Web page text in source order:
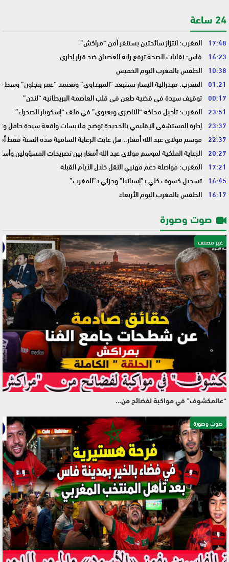
24 ساعة
17:48 المغرب: انتزاز سائحتين يستنفر أمن “مراكش”
16:23 فاس: نقابات الصحة ترفع راية العصيان ضد قرار إداري
10:38 الطقس بالمغرب اليوم الخميس
01:21 المغرب: فيدرالية اليسار تستبعد “المهداوي” وتعتمد “عمر بنجلون”
00:17 توقيف سيدة في قضية طعن في قلب العاصمة البريطانية “لندن”
23:51 المغرب: تأجيل محاكة “الناصري وبعيوي” في ملف “إسكوبار الصحراء”
23:37 إدارة المستشفى الإقليمي بالجديدة توضح ملابسات واقعة سيدة حامل
22:37 موسم مولاي عبد الله أمغار.. هل غابت الرعاية السامية هذه السنة فقط
20:27 الرعاية الملكية لموسم مولاي عبد الله أمغار بين تصريحات المسؤولين
17:21 المغرب: مواصلة دعم مهنيي النقل خلال الأيام القبلة
16:45 تسجيل كسوف كلي بـ”إسبانيا” وجزئي بـ”المغرب”
16:17 الطقس بالمغرب اليوم الأربعاء
صوت وصورة
غير مصنف
“عالمكشوف” في مواكبة لفضائح من…
صوت وصورة